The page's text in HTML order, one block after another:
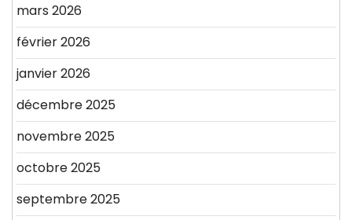
mars 2026
février 2026
janvier 2026
décembre 2025
novembre 2025
octobre 2025
septembre 2025